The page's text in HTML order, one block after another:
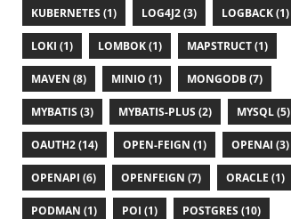
KUBERNETES (1) LOG4J2 (3) LOGBACK (1)
LOKI (1) LOMBOK (1) MAPSTRUCT (1)
MAVEN (8) MINIO (1) MONGODB (7)
MYBATIS (3) MYBATIS-PLUS (2) MYSQL (5)
OAUTH2 (14) OPEN-FEIGN (1) OPENAI (3)
OPENAPI (6) OPENFEIGN (7) ORACLE (1)
PODMAN (1) POI (1) POSTGRES (10)